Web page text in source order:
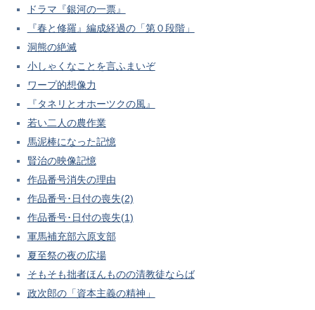
ドラマ『銀河の一票』
『春と修羅』編成経過の「第０段階」
洞熊の絶滅
小しゃくなことを言ふまいぞ
ワープ的想像力
『タネリとオホーツクの風』
若い二人の農作業
馬泥棒になった記憶
賢治の映像記憶
作品番号消失の理由
作品番号･日付の喪失(2)
作品番号･日付の喪失(1)
軍馬補充部六原支部
夏至祭の夜の広場
そもそも拙者ほんものの清教徒ならば
政次郎の「資本主義の精神」